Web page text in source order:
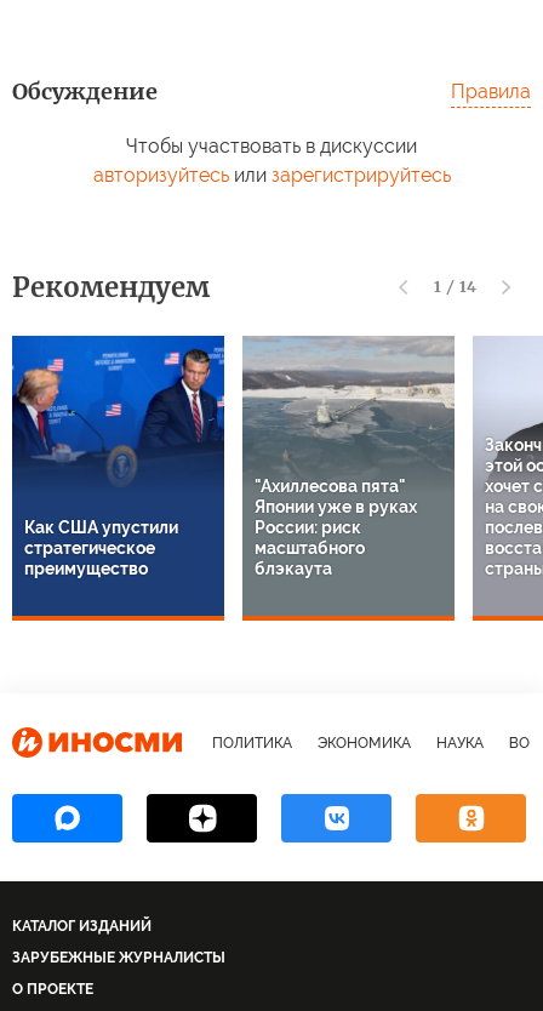
Обсуждение Правила
Чтобы участвовать в дискуссии
авторизуйтесьили зарегистрируйтесь
Рекомендуем 1 / 14
Как США упустили
стратегическое
преимущество
"Ахиллесова пята"
Японии уже в руках
России: риск
масштабного
блэкаута
этой
хочет
на
ПОЛИТИКА ЭКОНОМИКА НАУКА
КАТАЛОГ ИЗДАНИЙ
ЗАРУБЕЖНЫЕ ЖУРНАЛИСТЫ
О ПРОЕКТЕ